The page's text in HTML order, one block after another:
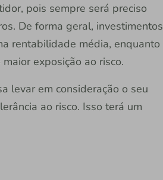
pois sempre será preciso
De forma geral, investimentos
rentabilidade média, enquanto
exposição ao risco.
levar em consideração o seu
ao risco. Isso terá um